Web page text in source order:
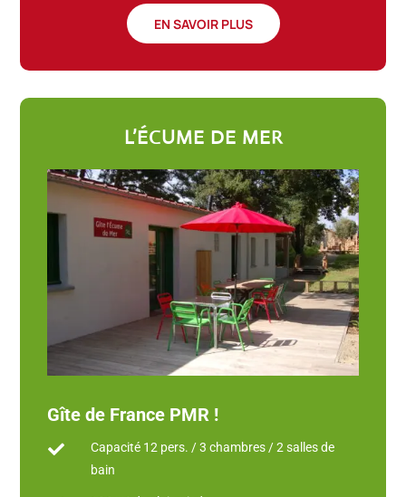
EN SAVOIR PLUS
L’ÉCUME DE MER
Gîte de France PMR !

Capacité 12 pers. / 3 chambres / 2 salles de
bain